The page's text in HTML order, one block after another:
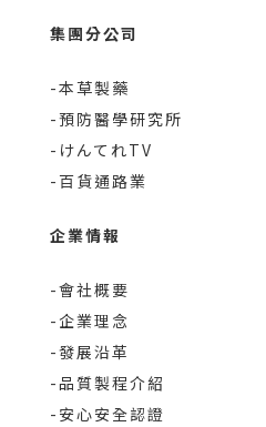
集團分公司
-本草製藥
-預防醫學研究所
-けんてれTV
-百貨通路業
企業情報
-會社概要
-企業理念
-發展沿革
-品質製程介紹
-安心安全認證